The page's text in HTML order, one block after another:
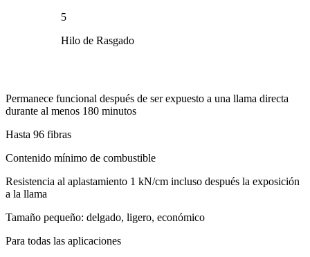
5
Hilo de Rasgado
Permanece funcional después de ser expuesto a una llama directa
durante al menos 180 minutos
Hasta 96 fibras
Contenido mínimo de combustible
Resistencia al aplastamiento 1 kN/cm incluso después la exposición
a la llama
Tamaño pequeño: delgado, ligero, económico
Para todas las aplicaciones